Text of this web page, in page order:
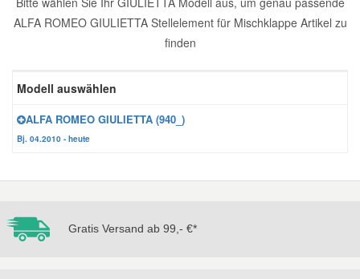
ALFA ROMEO GIULIETTA Stellelement für Mischklappe Artikel zu
finden
Modell auswählen
ALFA ROMEO GIULIETTA (940_)
Bj. 04.2010 - heute
Gratis Versand ab 99,- €*
Reparatur-Zubehör
Schlüsselgehäuse
Winter-Autozubehör
Daewoo Ersatzteile
Dodge Ersatzteile